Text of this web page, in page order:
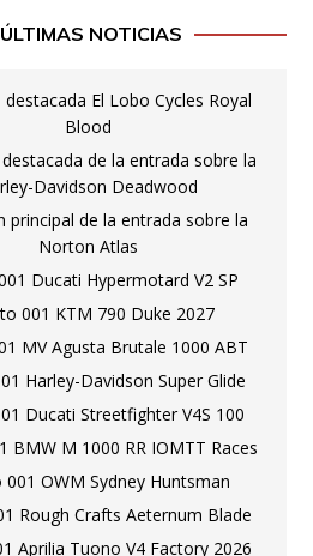
ÚLTIMAS NOTICIAS